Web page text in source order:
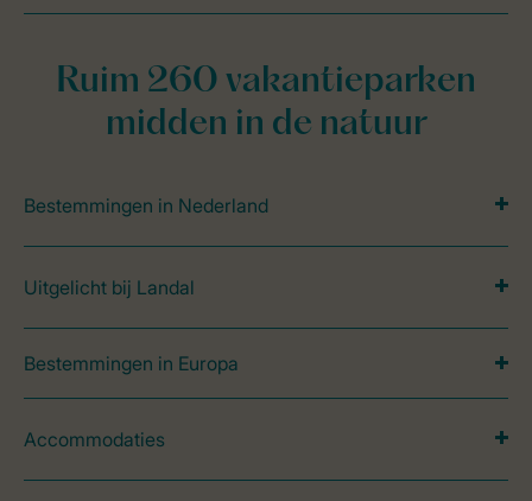
Ruim 260 vakantieparken
midden in de natuur
Bestemmingen in Nederland
Uitgelicht bij Landal
Bestemmingen in Europa
Accommodaties